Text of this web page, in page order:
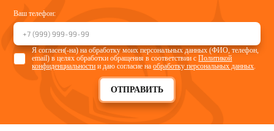
Ваш телефон:
ОТПРАВИТЬ
Я согласен(-на) на обработку моих персональных данных (ФИО, телефон,
email) в целях обработки обращения в соответствии сПолитикой
конфиденциальности и даю согласие наобработку персональных данных.